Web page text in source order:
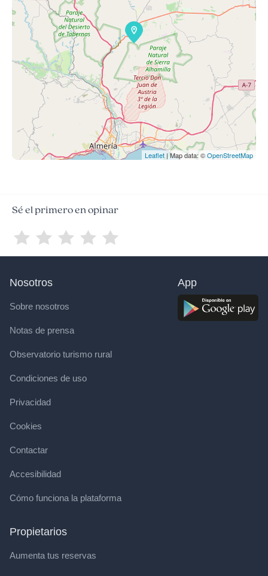
Leaflet | Map data: ©OpenStreetMap
Sé el primero en opinar
Nosotros
Sobre nosotros
Notas de prensa
Observatorio turismo rural
Condiciones de uso
Privacidad
Cookies
Contactar
Accesibilidad
Cómo funciona la plataforma
Propietarios
Aumenta tus reservas
App